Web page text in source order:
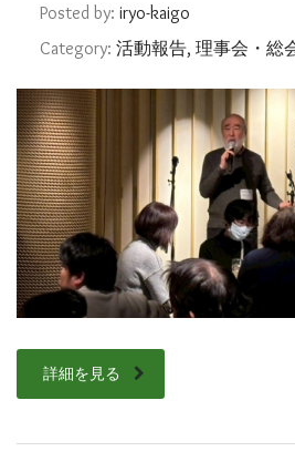
Posted by: iryo-kaigo
Category: 活動報告, 理事会・総
詳細を見る